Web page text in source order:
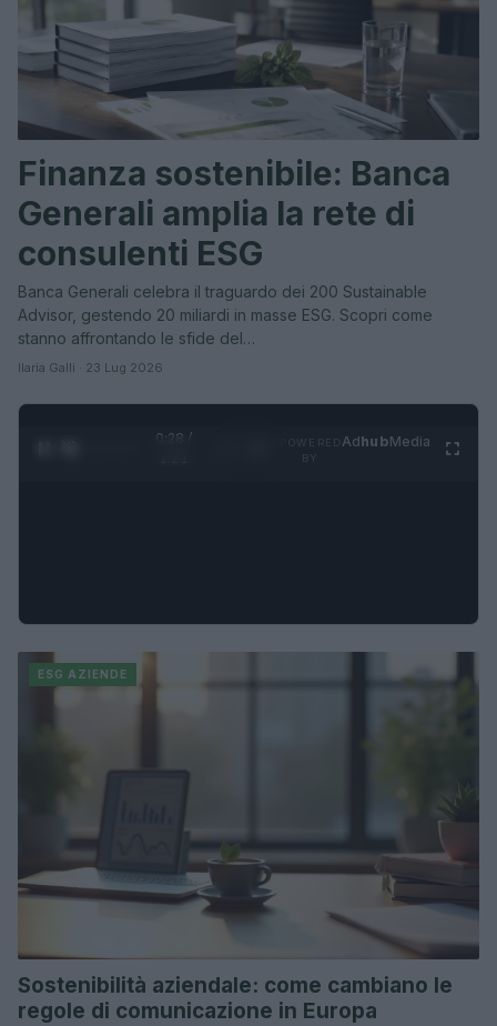
Finanza sostenibile: Banca
Generali amplia la rete di
consulenti ESG
Banca Generali celebra il traguardo dei 200 Sustainable
Advisor, gestendo 20 miliardi in masse ESG. Scopri come
stanno affrontando le sfide del…
Ilaria Galli · 23 Lug 2026
0:30 /
AdhubMedia
ESG AZIENDE
Sostenibilità aziendale: come cambiano le
regole di comunicazione in Europa